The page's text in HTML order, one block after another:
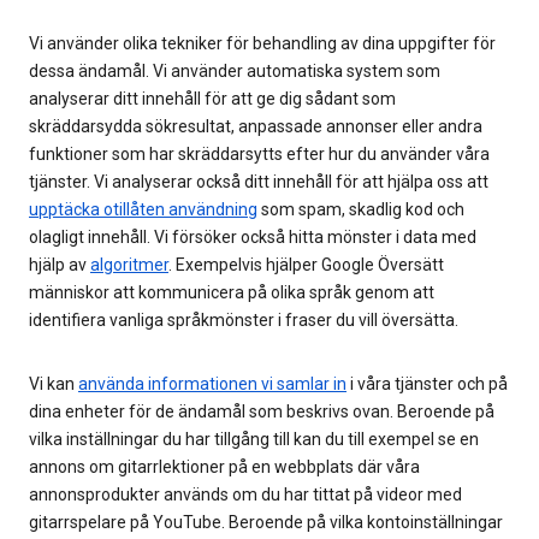
Vi använder olika tekniker för behandling av dina uppgifter för
dessa ändamål. Vi använder automatiska system som
analyserar ditt innehåll för att ge dig sådant som
skräddarsydda sökresultat, anpassade annonser eller andra
funktioner som har skräddarsytts efter hur du använder våra
tjänster. Vi analyserar också ditt innehåll för att hjälpa oss att
upptäcka otillåten användning som spam, skadlig kod och
olagligt innehåll. Vi försöker också hitta mönster i data med
hjälp avalgoritmer. Exempelvis hjälper Google Översätt
människor att kommunicera på olika språk genom att
identifiera vanliga språkmönster i fraser du vill översätta.
Vi kan använda informationen vi samlar in i våra tjänster och på
dina enheter för de ändamål som beskrivs ovan. Beroende på
vilka inställningar du har tillgång till kan du till exempel se en
annons om gitarrlektioner på en webbplats där våra
annonsprodukter används om du har tittat på videor med
gitarrspelare på YouTube. Beroende på vilka kontoinställningar